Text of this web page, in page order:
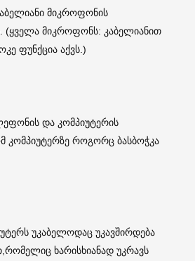
მიკროფონის
(ყველა მიკროფონს: კაბელიანით
ფუნქცია აქვს.)
და კომპიუტერის
კომპიუტერზე როგორც ბასბოჭკა
უკაბელოდაც უკავშირდება
ხარისხიანად უკრავს